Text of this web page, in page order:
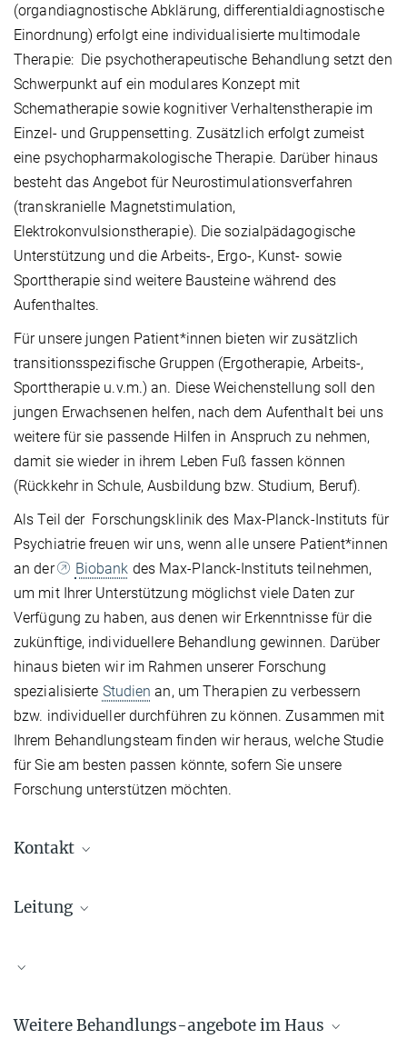
(organdiagnostische Abklärung, differentialdiagnostische
Einordnung) erfolgt eine individualisierte multimodale
Therapie: Die psychotherapeutische Behandlung setzt den
Schwerpunkt auf ein modulares Konzept mit
Schematherapie sowie kognitiver Verhaltenstherapie im
Einzel- und Gruppensetting. Zusätzlich erfolgt zumeist
eine psychopharmakologische Therapie. Darüber hinaus
besteht das Angebot für Neurostimulationsverfahren
(transkranielle Magnetstimulation,
Elektrokonvulsionstherapie). Die sozialpädagogische
Unterstützung und die Arbeits-, Ergo-, Kunst- sowie
Sporttherapie sind weitere Bausteine während des
Aufenthaltes.
Für unsere jungen Patient*innen bieten wir zusätzlich
transitionsspezifische Gruppen (Ergotherapie, Arbeits-,
Sporttherapie u.v.m.) an. Diese Weichenstellung soll den
jungen Erwachsenen helfen, nach dem Aufenthalt bei uns
weitere für sie passende Hilfen in Anspruch zu nehmen,
damit sie wieder in ihrem Leben Fuß fassen können
(Rückkehr in Schule, Ausbildung bzw. Studium, Beruf).
Als Teil der Forschungsklinik des Max-Planck-Instituts für
Psychiatrie freuen wir uns, wenn alle unsere Patient*innen
an der
Biobank des Max-Planck-Instituts teilnehmen,
um mit Ihrer Unterstützung möglichst viele Daten zur
Verfügung zu haben, aus denen wir Erkenntnisse für die
zukünftige, individuellere Behandlung gewinnen. Darüber
hinaus bieten wir im Rahmen unserer Forschung
spezialisierte Studien an, um Therapien zu verbessern
bzw. individueller durchführen zu können. Zusammen mit
Ihrem Behandlungsteam finden wir heraus, welche Studie
für Sie am besten passen könnte, sofern Sie unsere
Forschung unterstützen möchten.
Kontakt
Tel.: +49 (0) 89-30622-1413
Leitung
Weitere Behandlungs-angebote im Haus